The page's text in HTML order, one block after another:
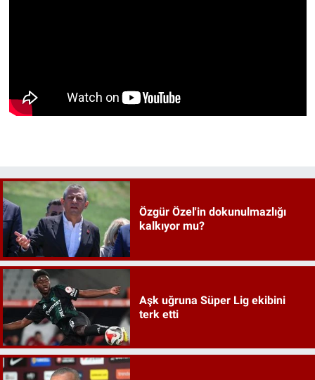
Özgür Özel'in dokunulmazlığı
kalkıyor mu?
Aşk uğruna Süper Lig ekibini
terk etti